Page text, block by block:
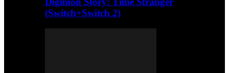
(Switch+Switch 2)